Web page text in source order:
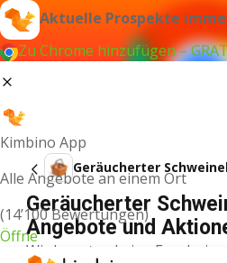
Aktuelle Prospekte
Zu Chrome hinzufügen –
Kimbino App
Alle Angebote an einem Ort
(14’100 Bewertungen)
Öffne
Geräucherter
Geräucherter
Angebote und
Wir konnten keine